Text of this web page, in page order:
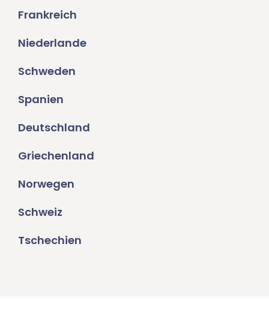
Frankreich
Niederlande
Schweden
Spanien
Deutschland
Griechenland
Norwegen
Schweiz
Tschechien